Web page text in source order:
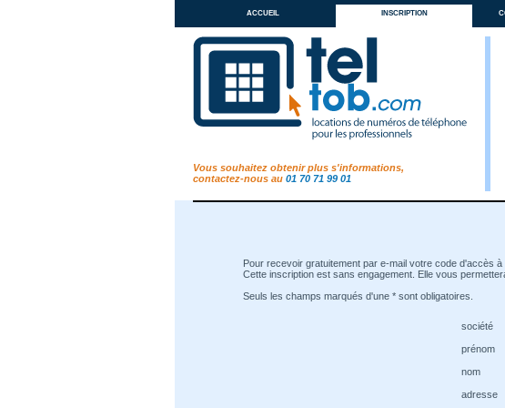
accueil inscription
Vous souhaitez obtenir plus s'informations,
contactez-nous au 01 70 71 99 01
Pour recevoir gratuitement par e-mail votre code d'accès
Cette inscription est sans engagement. Elle vous
Seuls les champs marqués d'une * sont obligatoires.
société
prénom
nom
adresse